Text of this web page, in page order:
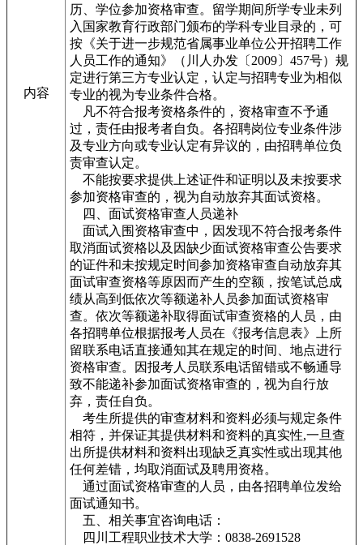
内容
历、学位参加资格审查。留学期间所学专业未列
入国家教育行政部门颁布的学科专业目录的，可
按《关于进一步规范省属事业单位公开招聘工作
人员工作的通知》（川人办发〔2009〕457号）规
定进行第三方专业认定，认定与招聘专业为相似
专业的视为专业条件合格。
凡不符合报考资格条件的，资格审查不予通
过，责任由报考者自负。各招聘岗位专业条件涉
及专业方向或专业认定有异议的，由招聘单位负
责审查认定。
不能按要求提供上述证件和证明以及未按要求
参加资格审查的，视为自动放弃其面试资格。
四、面试资格审查人员递补
面试入围资格审查中，因发现不符合报考条件
取消面试资格以及因缺少面试资格审查公告要求
的证件和未按规定时间参加资格审查自动放弃其
面试审查资格等原因而产生的空额，按笔试总成
绩从高到低依次等额递补人员参加面试资格审
查。依次等额递补取得面试审查资格的人员，由
各招聘单位根据报考人员在《报考信息表》上所
留联系电话直接通知其在规定的时间、地点进行
资格审查。因报考人员联系电话留错或不畅通导
致不能递补参加面试资格审查的，视为自行放
弃，责任自负。
考生所提供的审查材料和资料必须与规定条件
相符，并保证其提供材料和资料的真实性,一旦查
出所提供材料和资料出现缺乏真实性或出现其他
任何差错，均取消面试及聘用资格。
通过面试资格审查的人员，由各招聘单位发给
面试通知书。
五、相关事宜咨询电话：
四川工程职业技术大学：0838-2691528